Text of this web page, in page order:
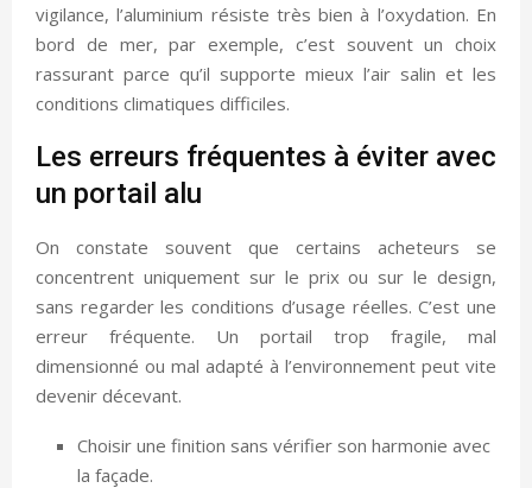
vigilance, l’aluminium résiste très bien à l’oxydation. En
bord de mer, par exemple, c’est souvent un choix
rassurant parce qu’il supporte mieux l’air salin et les
conditions climatiques difficiles.
Les erreurs fréquentes à éviter avec
un portail alu
On constate souvent que certains acheteurs se
concentrent uniquement sur le prix ou sur le design,
sans regarder les conditions d’usage réelles. C’est une
erreur fréquente. Un portail trop fragile, mal
dimensionné ou mal adapté à l’environnement peut vite
devenir décevant.
Choisir une finition sans vérifier son harmonie avec
la façade.